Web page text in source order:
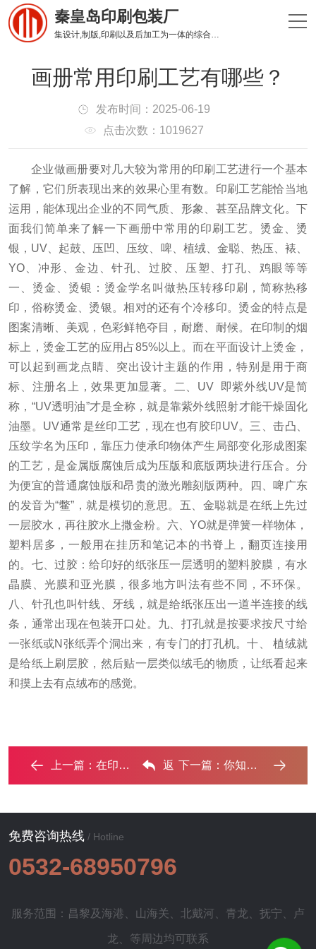
秦皇岛印刷包装厂
集设计,制版,印刷以及后加工为一体的综合性印刷企业
画册常用印刷工艺有哪些？
发布时间：2025-06-19
点击次数：1019627
企业做画册要对几大较为常用的印刷工艺进行一个基本
了解，它们所表现出来的效果心里有数。 印刷工艺能恰当地
运用，能体现出企业的不同气质、形象、甚至品牌文化。 下
面我们简单来了解一下画册中常用的印刷工艺。 烫金、烫
银，UV、起鼓、压凹、压纹、啤、植绒、金聪、热压、裱、
YO、冲形、金边、针孔、过胶、压塑、打孔、鸡眼等等
一、烫金、烫银：烫金学名叫做热压转移印刷，简称热移
印，俗称烫金、烫银。相对的还有个冷移印。 烫金的特点是
图案清晰、美观，色彩鲜艳夺目，耐磨、耐候。 在印制的烟
标上，烫金工艺的应用占85%以上。 而在平面设计上烫金，
可以起到画龙点睛、突出设计主题的作用，特别是用于商
标、注册名上，效果更加显著。
二、UV 即紫外线UV是简
称，“UV透明油”才是全称，就是靠紫外线照射才能干燥固化
油墨。 UV通常是丝印工艺，现在也有胶印UV。 三、击凸、
压纹学名为压印，靠压力使承印物体产生局部变化形成图案
的工艺，是金属版腐蚀后成为压版和底版两块进行压合。 分
为便宜的普通腐蚀版和昂贵的激光雕刻版两种。
四、啤广东
的发音为“鳖”，就是模切的意思。 五、金聪就是在纸上先过
一层胶水，再往胶水上撒金粉。 六、YO就是弹簧一样物体，
塑料居多，一般用在挂历和笔记本的书脊上，翻页连接用
的。 七、过胶：给印好的纸张压一层透明的塑料胶膜，有水
晶膜、光膜和亚光膜，很多地方叫法有些不同，不环保。
八、针孔也叫针线、牙线，就是给纸张压出一道半连接的线
条，通常出现在包装开口处。 九、打孔就是按要求按尺寸给
一张纸或N张纸弄个洞出来，有专门的打孔机。十、 植绒就
是给纸上刷层胶，然后贴一层类似绒毛的物质，让纸看起来
和摸上去有点绒布的感觉。
上一篇： 在印刷前印前图像为什么要加网？‌ 返 下一篇：你知道喷墨技术在画册印刷中要怎样使用？ ...‌
免费咨询热线 / Hotline
0532-68950796
服务范围：昌黎及海港 山海关 北戴河 青龙 抚宁 卢
龙 、等周边均可联系